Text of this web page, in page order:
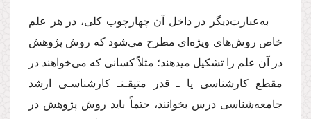
به‌عبارت‌دیگر در داخل آن چهارچوب کلی، در هر علم
خاص روش‌های ویژه‌ای مطرح می‌شود که روش پژوهش
در آن علم را تشکیل می­دهند؛ مثلاً کسانی که می‌خواهند در
مقطع کارشناسی یا ـ­ قدر متیقـن­ـ کارشناسـی ارشد
جامعه‌شناسی درس بخوانند، حتماً باید روش پژوهش در